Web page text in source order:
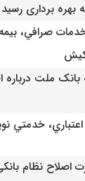
بهره برداری رسید
خدمات صرافي،
بانک ملت درباره
خدمتي
اصلاح نظام